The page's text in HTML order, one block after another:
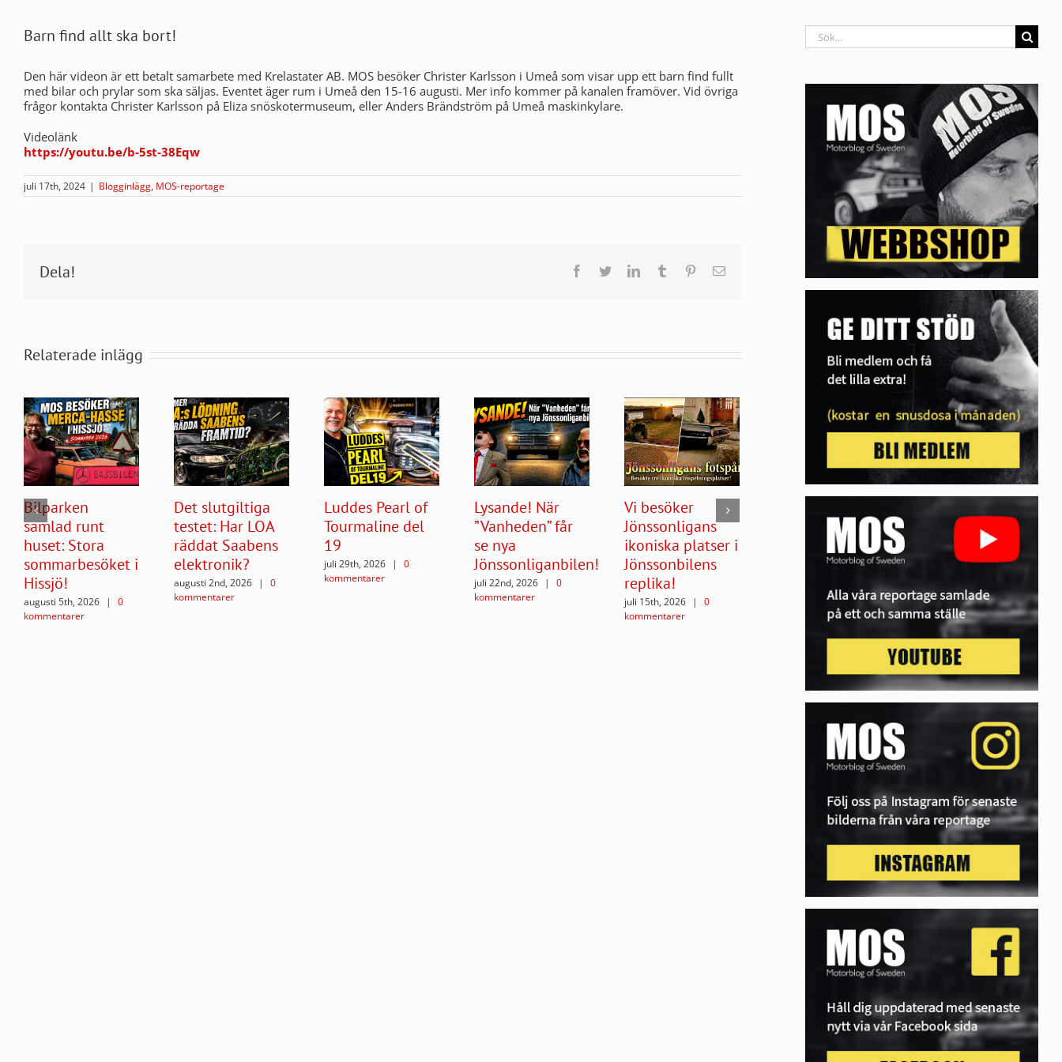
Barn find allt ska bort!
Den här videon är ett betalt samarbete med Krelastater AB. MOS besöker Christer Karlsson i Umeå som visar upp ett barn find fullt
med bilar och prylar som ska säljas. Eventet äger rum i Umeå den 15-16 augusti. Mer info kommer på kanalen framöver. Vid övriga
frågor kontakta Christer Karlsson på Eliza snöskotermuseum, eller Anders Brändström på Umeå maskinkylare.
Videolänk
https://youtu.be/b-5st-38Eqw
juli 17th, 2024 | Blogginlägg, MOS-reportage
Dela! Facebook
TwitterLinkedInTumblr Pinterest
E-
Relaterade inlägg
Bilparken
samlad runt
huset: Stora
sommarbesöket i
Hissjö!
augusti 5th, 2026 |
0
kommentarer
Det slutgiltiga
testet: Har LOA
räddat Saabens
elektronik?
augusti 2nd, 2026 |
0
kommentarer
Luddes Pearl of
Tourmaline del
19
juli 29th, 2026 |
0
kommentarer
Lysande! När
”Vanheden” får
se nya
Jönssonliganbilen!
juli 22nd, 2026 |
0
kommentarer
Vi besöker
Jönssonligans
ikoniska platser i
Jönssonbilens
replika!
juli 15th, 2026 |
0
kommentarer
NYA 16V VOLVO
245-MONSTER!
juli 12th, 2026 | 0
Bilfrakt inifrån:
200 delägare
och en gigantisk
maskinpark!
kommentarer
Sök
efter: